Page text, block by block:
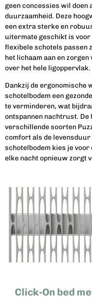
geen concessies wil
duurzaamheid. Deze
een extra sterke en
uitermate geschikt is
flexibele schotels passen
het lichaam aan en
over het hele ligoppervlak.
Dankzij de ergonomische
schotelbodem een
te verminderen, wat
ontspannen nachtrust.
verschillende soorten
comfort als de levensduur
schotelbodem kies je
elke nacht opnieuw zorgt
Click-On bed